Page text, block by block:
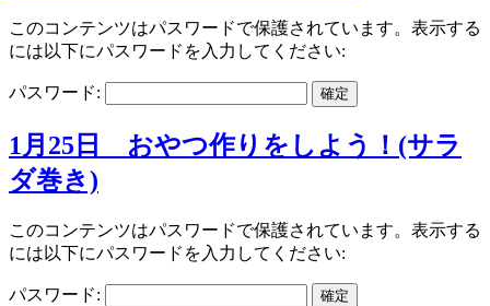
このコンテンツはパスワードで保護されています。表示する
には以下にパスワードを入力してください:
パスワード:
1月25日 おやつ作りをしよう！(サラ
ダ巻き)
このコンテンツはパスワードで保護されています。表示する
には以下にパスワードを入力してください:
パスワード: